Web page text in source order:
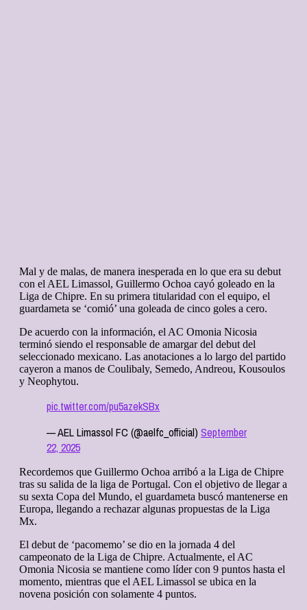
Mal y de malas, de manera inesperada en lo que era su debut
con el AEL Limassol, Guillermo Ochoa cayó goleado en la
Liga de Chipre. En su primera titularidad con el equipo, el
guardameta se ‘comió’ una goleada de cinco goles a cero.
De acuerdo con la información, el AC Omonia Nicosia
terminó siendo el responsable de amargar del debut del
seleccionado mexicano. Las anotaciones a lo largo del partido
cayeron a manos de Coulibaly, Semedo, Andreou, Kousoulos
y Neophytou.
pic.twitter.com/pu5azekSBx
— AEL Limassol FC (@aelfc_official) September
22, 2025
Recordemos que Guillermo Ochoa arribó a la Liga de Chipre
tras su salida de la liga de Portugal. Con el objetivo de llegar a
su sexta Copa del Mundo, el guardameta buscó mantenerse en
Europa, llegando a rechazar algunas propuestas de la Liga
Mx.
El debut de ‘pacomemo’ se dio en la jornada 4 del
campeonato de la Liga de Chipre. Actualmente, el AC
Omonia Nicosia se mantiene como líder con 9 puntos hasta el
momento, mientras que el AEL Limassol se ubica en la
novena posición con solamente 4 puntos.